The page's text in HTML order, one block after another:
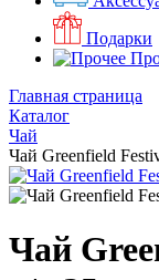
Подарки
Главная страница
Каталог
Чай
Чай Greenfield
Чай